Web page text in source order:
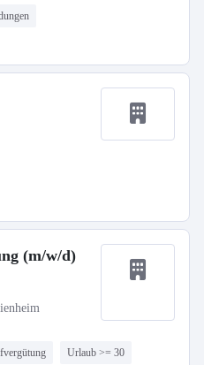
(m/w/d)
Urlaub >= 30